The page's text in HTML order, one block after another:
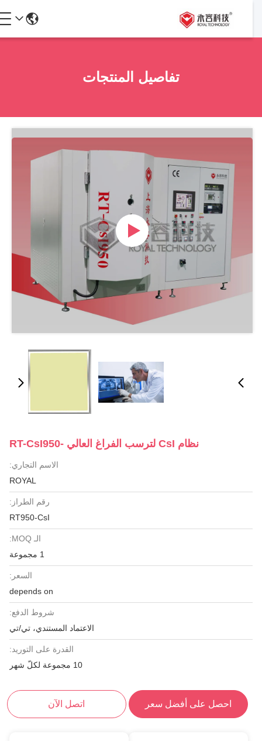
تفاصيل المنتجات
نظام CsI لترسب الفراغ العالي -RT-CsI950
الاسم التجاري:
ROYAL
رقم الطراز:
RT950-CsI
الـ MOQ:
السعر:
depends on
شروط الدفع:
الاعتماد المستندي، تي/تي
القدرة على التوريد:
10 مجموعة لكلّ شهر
احصل على أفضل سعر اتصل الآن